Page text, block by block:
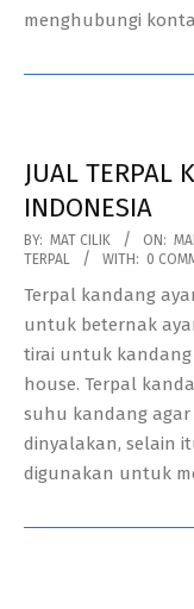
menghubungi
JUAL TERPAL
INDONESIA
2018-
03-
27
BY: MAT CILIK ON:
TERPAL
WITH: 0
Terpal kandang
untuk beternak
tirai untuk kandang
house. Terpal
suhu kandang
dinyalakan, selain
digunakan untuk